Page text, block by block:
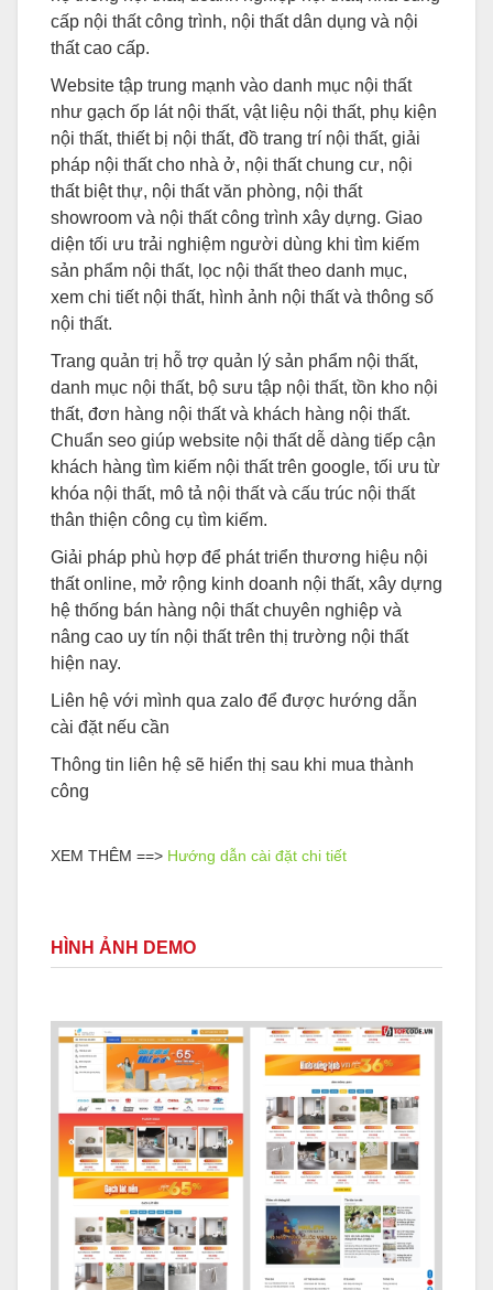
cấp nội thất công trình, nội thất dân dụng và nội
thất cao cấp.
Website tập trung mạnh vào danh mục nội thất
như gạch ốp lát nội thất, vật liệu nội thất, phụ kiện
nội thất, thiết bị nội thất, đồ trang trí nội thất, giải
pháp nội thất cho nhà ở, nội thất chung cư, nội
thất biệt thự, nội thất văn phòng, nội thất
showroom và nội thất công trình xây dựng. Giao
diện tối ưu trải nghiệm người dùng khi tìm kiếm
sản phẩm nội thất, lọc nội thất theo danh mục,
xem chi tiết nội thất, hình ảnh nội thất và thông số
nội thất.
Trang quản trị hỗ trợ quản lý sản phẩm nội thất,
danh mục nội thất, bộ sưu tập nội thất, tồn kho nội
thất, đơn hàng nội thất và khách hàng nội thất.
Chuẩn seo giúp website nội thất dễ dàng tiếp cận
khách hàng tìm kiếm nội thất trên google, tối ưu từ
khóa nội thất, mô tả nội thất và cấu trúc nội thất
thân thiện công cụ tìm kiếm.
Giải pháp phù hợp để phát triển thương hiệu nội
thất online, mở rộng kinh doanh nội thất, xây dựng
hệ thống bán hàng nội thất chuyên nghiệp và
nâng cao uy tín nội thất trên thị trường nội thất
hiện nay.
Liên hệ với mình qua zalo để được hướng dẫn
cài đặt nếu cần
Thông tin liên hệ sẽ hiển thị sau khi mua thành
công
XEM THÊM ==> Hướng dẫn cài đặt chi tiết
HÌNH ẢNH DEMO